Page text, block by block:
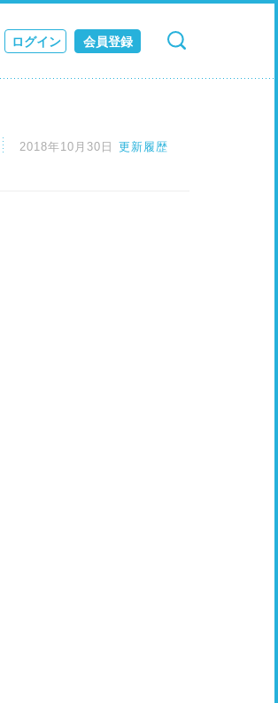
ログイン 会員登録
検索 キャンセル
2018年10月30日 更新履歴